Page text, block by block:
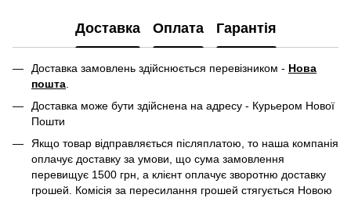
Доставка Оплата Гарантія
Доставка замовлень здійснюється перевізником - Нова
пошта
Доставка може бути здійснена на адресу - Курьером Нової
Пошти
Якщо товар відправляється післяплатою, то наша компанія
оплачує доставку за умови, що сума замовлення
перевищує 1500 грн, а клієнт оплачує зворотню доставку
грошей. Комісія за пересилання грошей стягується Новою